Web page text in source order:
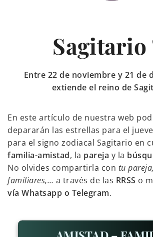
Sagitario
Entre 22 de noviembre y 21 de
extiende el reino de
En este artículo de nuestra web
depararán las estrellas para el
para el signo zodiacal Sagitario en
familia-amistad, la pareja y la
No olvides compartirla con tu
familiares,… a través de las RRSS o
vía Whatsapp o Telegram.